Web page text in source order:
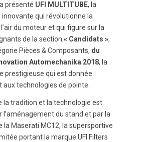
présenté UFI MULTITUBE, la
qui révolutionne la
du moteur et qui figure sur la
de la section « Candidats »,
Pièces & Composants, du
Automechanika 2018, la
prestigieuse qui est donnée
aux technologies de pointe.
la tradition et la technologie est
l’aménagement du stand et par la
la Maserati MC12, la supersportive
portant la marque UFI Filters